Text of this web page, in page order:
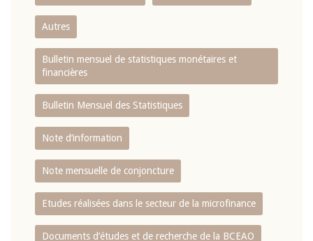
Autres
Bulletin mensuel de statistiques monétaires et
financières
Bulletin Mensuel des Statistiques
Note d’information
Note mensuelle de conjoncture
Etudes réalisées dans le secteur de la microfinance
Documents d’études et de recherche de la BCEAO